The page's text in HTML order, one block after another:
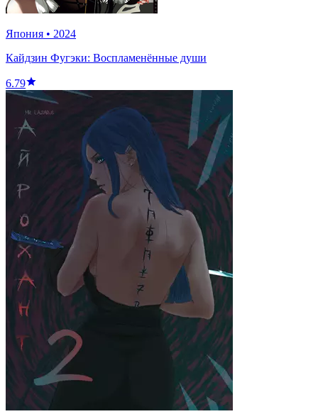
Япония • 2024
Кайдзин Фугэки: Воспламенённые души
6.79